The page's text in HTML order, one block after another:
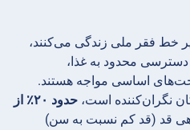
خط فقر ملی زندگی می‌کنند،
دسترسی محدود به غذا،
اساسی مواجه هستند.
نگران‌کننده است،
حدود ۲۰٪ از
قد (قد کم نسبت به سن)